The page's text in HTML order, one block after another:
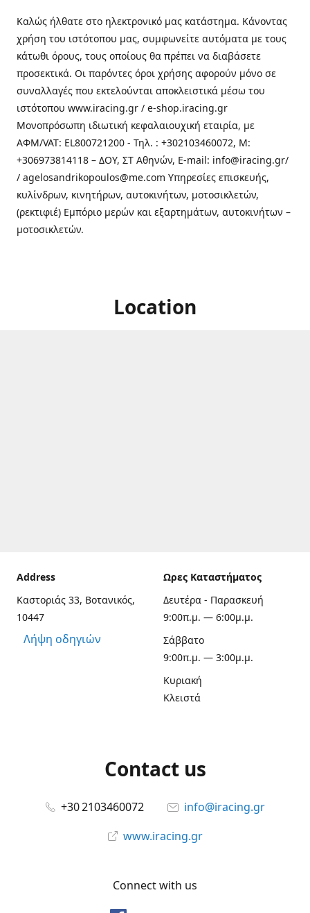
Καλώς ήλθατε στo ηλεκτρονικό μας κατάστημα. Κάνοντας
χρήση του ιστότοπου μας, συμφωνείτε αυτόματα με τους
κάτωθι όρους, τους οποίους θα πρέπει να διαβάσετε
προσεκτικά. Οι παρόντες όροι χρήσης αφορούν μόνο σε
συναλλαγές που εκτελούνται αποκλειστικά μέσω του
ιστότοπου www.iracing.gr / e-shop.iracing.gr
Μονοπρόσωπη ιδιωτική κεφαλαιουχική εταιρία, με
ΑΦΜ/VAT: EL800721200 - Τηλ. : +302103460072, M:
+306973814118 – ΔΟΥ, ΣΤ Αθηνών, E-mail: info@iracing.gr/
/ agelosandrikopoulos@me.com Υπηρεσίες επισκευής,
κυλίνδρων, κινητήρων, αυτοκινήτων, μοτοσικλετών,
(ρεκτιφιέ) Εμπόριο μερών και εξαρτημάτων, αυτοκινήτων –
μοτοσικλετών.
Location
Address
Καστοριάς 33, Βοτανικός,
10447
Λήψη οδηγιών
Ωρες Καταστήματος
Δευτέρα - Παρασκευή
9:00π.μ. — 6:00μ.μ.
Σάββατο
9:00π.μ. — 3:00μ.μ.
Κυριακή
Κλειστά
Contact us
+30 2103460072
info@iracing.gr
www.iracing.gr
Connect with us